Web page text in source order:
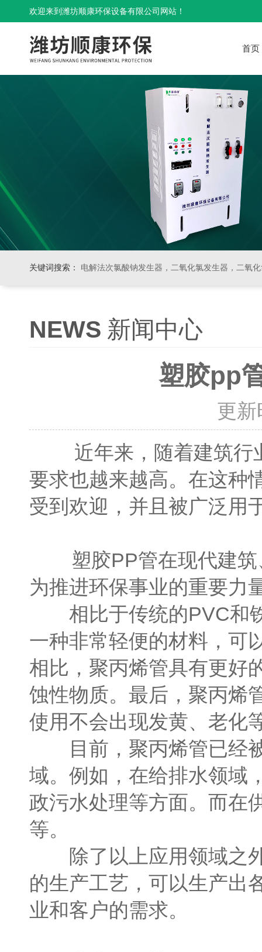
欢迎来到潍坊顺康环保设备有限公司网站！
首页
关键词搜索： 电解法次氯酸钠发生器，二氧化氯发生器，二氧化氯投加器，缓释消毒器
NEWS 新闻中心
塑胶pp
更新
近年来，随着建筑行业
要求也越来越高。在这种
受到欢迎，并且被广泛用
塑胶PP管在现代建筑
为推进环保事业的重要力
相比于传统的PVC和铁
一种非常轻便的材料，可
相比，聚丙烯管具有更好
蚀性物质。最后，聚丙烯
使用不会出现发黄、老化
目前，聚丙烯管已经被
域。例如，在给排水领域
政污水处理等方面。而在
等。
除了以上应用领域之外
的生产工艺，可以生产出
业和客户的需求。